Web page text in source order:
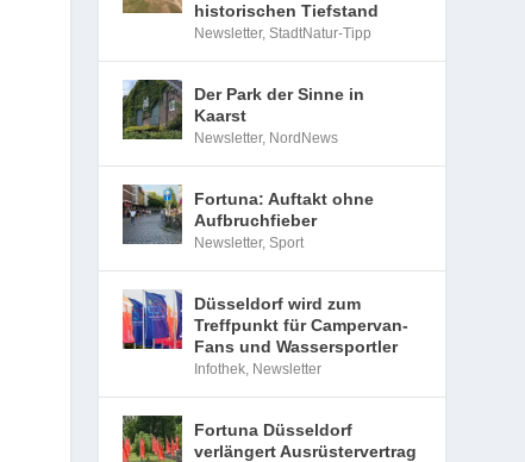
historischen Tiefstand
Newsletter,StadtNatur-Tipp
Der Park der Sinne in
Kaarst
Newsletter, NordNews
Fortuna: Auftakt ohne
Aufbruchfieber
Newsletter,Sport
Düsseldorf wird zum
Treffpunkt für Campervan-
Fans und Wassersportler
Infothek, Newsletter
Fortuna Düsseldorf
verlängert Ausrüstervertrag